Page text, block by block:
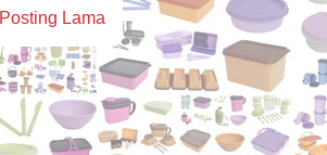
Posting Lama